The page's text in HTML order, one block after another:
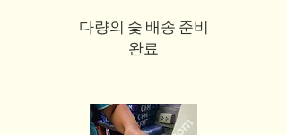
다량의 숯 배송 준비
완료